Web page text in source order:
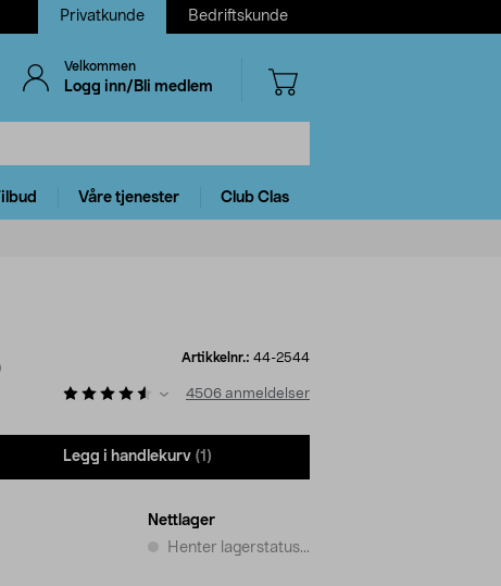
Privatkunde Bedriftskunde
Velkommen
Logg inn/Bli medlem
Våre tjenester Club Clas
Artikkelnr.: 44-2544
4506 anmeldelser
Legg i handlekurv (1)
Nettlager
Henter lagerstatus...